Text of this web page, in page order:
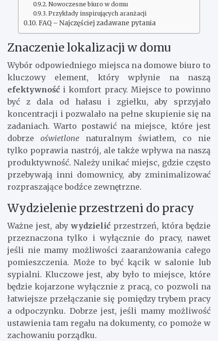
Nowoczesne biuro w domu
Przykłady inspirujących aranżacji
FAQ – Najczęściej zadawane pytania
Znaczenie lokalizacji w domu
Wybór odpowiedniego miejsca na domowe biuro to
kluczowy element, który wpłynie na naszą
efektywność i komfort pracy. Miejsce to powinno
być z dala od hałasu i zgiełku, aby sprzyjało
koncentracji i pozwalało na pełne skupienie się na
zadaniach. Warto postawić na miejsce, które jest
dobrze oświetlone naturalnym światłem, co nie
tylko poprawia nastrój, ale także wpływa na naszą
produktywność. Należy unikać miejsc, gdzie często
przebywają inni domownicy, aby zminimalizować
rozpraszające bodźce zewnętrzne.
Wydzielenie przestrzeni do pracy
Ważne jest, abywydzielić przestrzeń, która będzie
przeznaczona tylko i wyłącznie do pracy, nawet
jeśli nie mamy możliwości zaaranżowania całego
pomieszczenia. Może to być kącik w salonie lub
sypialni. Kluczowe jest, aby było to miejsce, które
będzie kojarzone wyłącznie z pracą, co pozwoli na
łatwiejsze przełączanie się pomiędzy trybem pracy
a odpoczynku. Dobrze jest, jeśli mamy możliwość
ustawienia tam regału na dokumenty, co pomoże w
zachowaniu porządku.